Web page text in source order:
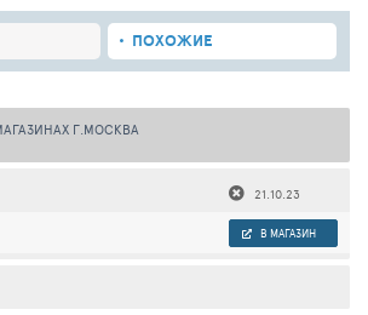
ПОХОЖИЕ
Г.МОСКВА
21.10.23
В МАГАЗИН